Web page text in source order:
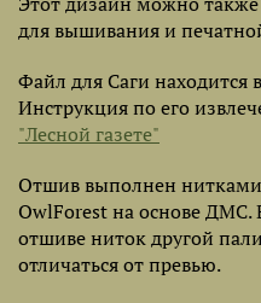
для вышивания и
Файл для Саги находится
Инструкция по его
"Лесной газете"
Отшив выполнен
OwlForest на основе ДМС.
отшиве ниток другой
отличаться от превью.